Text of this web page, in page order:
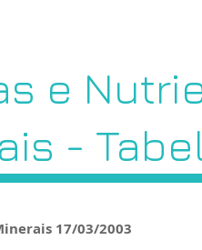
e
-
17/03/2003